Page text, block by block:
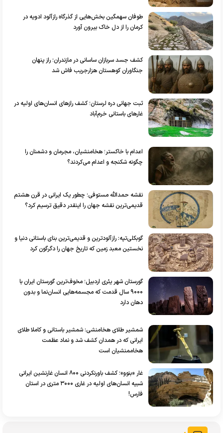
طوفان سهمگین بخش‌هایی از گذرگاه رازآلود ادویه در
کرمان را از دل خاک بیرون آورد
کشف جسد سربازان ساسانی در مازندران؛ راز پنهان
جنگاوران کوهستان هزارجریب فاش شد
ثبت جهانی دره لرستان؛ کشف راز‌های انسان‌های اولیه در
غار‌های باستانی خرم‌آباد
اعدام با خاکستر؛ هخامنشیان، مجرمان و دشمنان را
چگونه شکنجه و اعدام می‌کردند؟
نقشه حمدالله مستوفی؛ چطور یک ایرانی در قرن هشتم
قدیمی‌ترین نقشه جهان را اینقدر دقیق ترسیم کرد؟
گوبکلی‌تپه: رازآلودترین و قدیمی‌ترین بنای باستانی دنیا و
نخستین معبد زمین که تاریخ جهان را دگرگون کرد
گورستان شهر یئری اردبیل؛ مخوف‌ترین گورستان ایران با
۹۰۰۰ سال قدمت که مجسمه‌هایی انسان‌نما و بدون
دهان دارد
شمشیر طلای هخامنشی: شمشیر باستانی و کاملا طلای
ایرانی که در همدان کشف شد و نماد عظمت
هخاممنشیان است
غار «بنوو»؛ کشف باورنکردنی ۸۰۰ انسان غارنشین ایرانی
شبیه انسان‌های اولیه در غاری ۳۰۰۰ متری در استان
فارس!